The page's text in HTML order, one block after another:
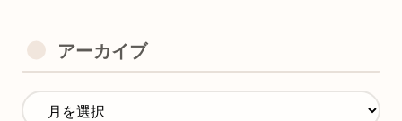
アーカイブ